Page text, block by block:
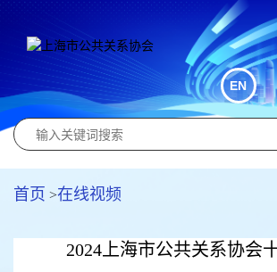
EN
首页 >在线视频
2024上海市公共关系协会